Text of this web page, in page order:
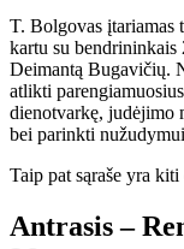
T. Bolgovas įtariamas
kartu su
Deimantą Bugavičių.
atlikti
dienotvarkę, judėjimo
bei parinkti
Taip pat sąraše yra
Antrasis –